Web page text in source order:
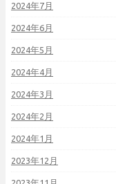
2024年7月
2024年6月
2024年5月
2024年4月
2024年3月
2024年2月
2024年1月
2023年12月